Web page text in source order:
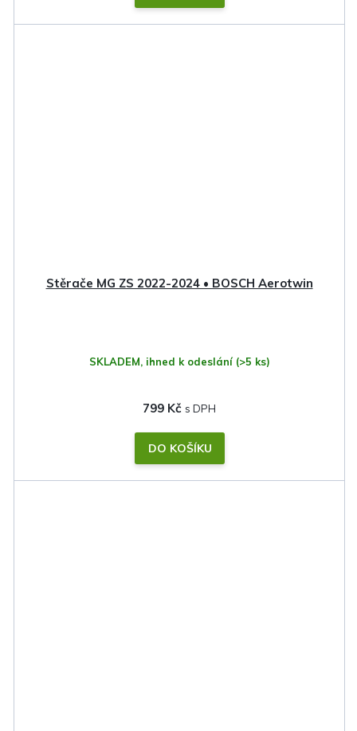
Stěrače MG ZS 2022-2024 • BOSCH Aerotwin
SKLADEM, ihned k odeslání (>5 ks)
799 Kč
DO KOŠÍKU